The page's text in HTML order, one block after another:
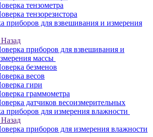
тензометра
тензорезистора
приборов для взвешивания и измерения
Назад
приборов для взвешивания и
массы
безменов
весов
гири
граммометра
датчиков весоизмерительных
приборов для измерения влажности
Назад
приборов для измерения влажности